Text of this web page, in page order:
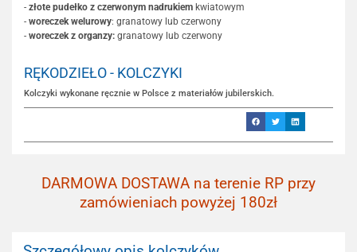
- złote pudełko z czerwonym nadrukiem kwiatowym
- woreczek welurowy: granatowy lub czerwony
- woreczek z organzy: granatowy lub czerwony
RĘKODZIEŁO - KOLCZYKI
Kolczyki wykonane ręcznie w Polsce z materiałów jubilerskich.
DARMOWA DOSTAWA na terenie RP przy
zamówieniach powyżej 180zł